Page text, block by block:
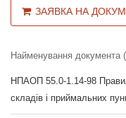
ЗАЯВКА НА
Найменування документа
НПАОП 55.0-1.14-98
складів і приймальних